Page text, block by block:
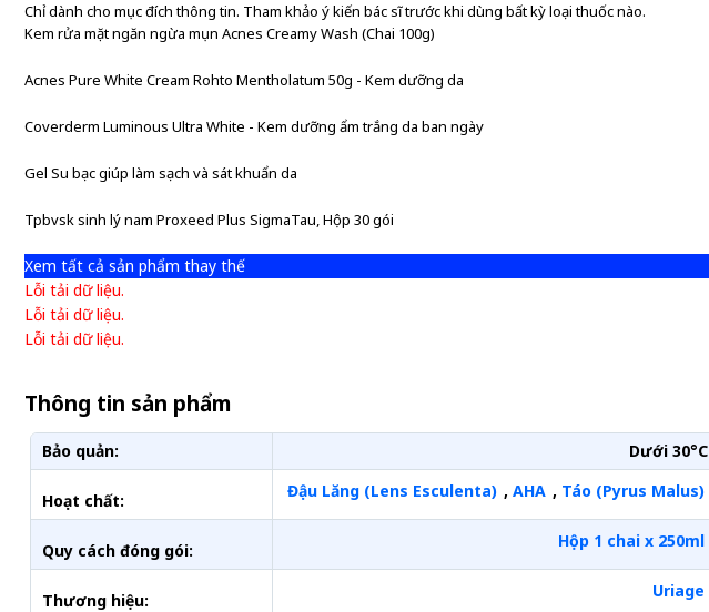
Chỉ dành cho mục đích thông tin. Tham khảo ý kiến bác sĩ trước khi dùng bất kỳ loại thuốc nào.
Kem rửa mặt ngăn ngừa mụn Acnes Creamy Wash (Chai 100g)
Acnes Pure White Cream Rohto Mentholatum 50g - Kem dưỡng da
Coverderm Luminous Ultra White - Kem dưỡng ẩm trắng da ban ngày
Gel Su bạc giúp làm sạch và sát khuẩn da
Tpbvsk sinh lý nam Proxeed Plus SigmaTau, Hộp 30 gói
Xem tất cả sản phẩm thay thế
Lỗi tải dữ liệu.
Lỗi tải dữ liệu.
Lỗi tải dữ liệu.
Thông tin sản phẩm
Bảo quản: Dưới 30°C
Hoạt chất: Đậu Lăng (Lens Esculenta) , AHA , Táo (Pyrus Malus)
Quy cách đóng gói: Hộp 1 chai x 250ml
Thương hiệu: Uriage